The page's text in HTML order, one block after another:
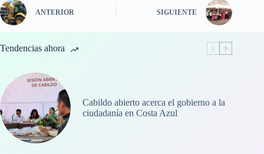
ANTERIOR SIGUIENTE
Tendencias ahora
Cabildo abierto acerca el gobierno a la
ciudadanía en Costa Azul